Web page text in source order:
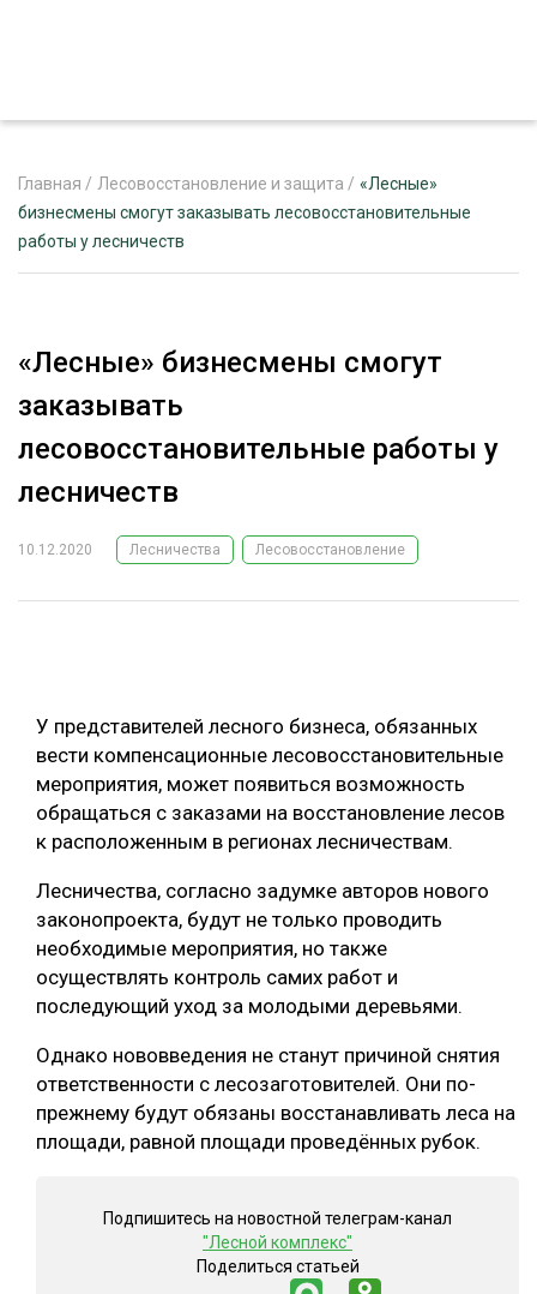
ЖУРНАЛ «ЛЕСНОЙ КОМПЛЕКС»
ЛЕСНОЕ ХОЗЯЙСТВО
ОБРАБОТКА ДРЕВЕСИНЫ
ЛОГИСТИКА
ПРОИЗВОДСТВО ДРЕВЕСНЫХ ПЛИТ
КОМПЛЕКСНАЯ ПЕРЕРАБОТКА
ЛЕСОПИЛЕНИЕ
ДЕРЕВЯННОЕ ДОМОСТРОЕНИЕ
СОРТИРОВКА ДРЕВЕСИНЫ
СУШКА ДРЕВЕСИНЫ
МЕБЕЛЬНОЕ ПРОИЗВОДСТВО
ПОДБОРКИ СТАТЕЙ
ЭКСПЕРТНОЕ МНЕНИЕ
Главная / Лесовосстановление и защита / «Лесные»
бизнесмены смогут заказывать лесовосстановительные
работы у лесничеств
«Лесные» бизнесмены смогут
заказывать
лесовосстановительные работы у
лесничеств
10.12.2020 Лесничества Лесовосстановление
У представителей лесного бизнеса, обязанных
вести компенсационные лесовосстановительные
мероприятия, может появиться возможность
обращаться с заказами на восстановление лесов
к расположенным в регионах лесничествам.
Лесничества, согласно задумке авторов нового
законопроекта, будут не только проводить
необходимые мероприятия, но также
осуществлять контроль самих работ и
последующий уход за молодыми деревьями.
Однако нововведения не станут причиной снятия
ответственности с лесозаготовителей. Они по-
прежнему будут обязаны восстанавливать леса на
площади, равной площади проведённых рубок.
Подпишитесь на новостной телеграм-канал
"Лесной комплекс"
Поделиться статьей